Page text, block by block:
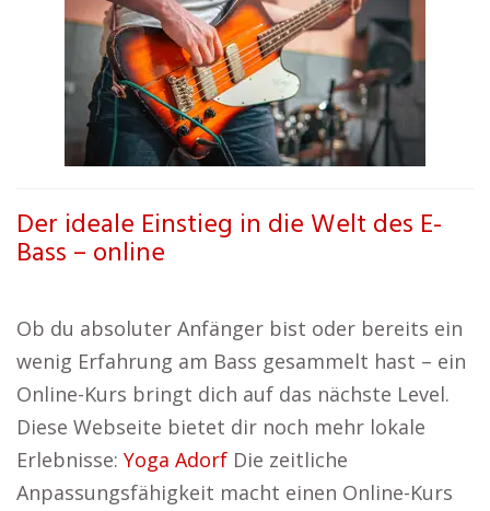
Der ideale Einstieg in die Welt des E-
Bass – online
Ob du absoluter Anfänger bist oder bereits ein
wenig Erfahrung am Bass gesammelt hast – ein
Online-Kurs bringt dich auf das nächste Level.
Diese Webseite bietet dir noch mehr lokale
Erlebnisse: Yoga Adorf Die zeitliche
Anpassungsfähigkeit macht einen Online-Kurs